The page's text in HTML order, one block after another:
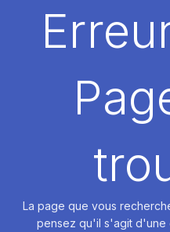
La page que vous
pensez qu'il s'agit d'une